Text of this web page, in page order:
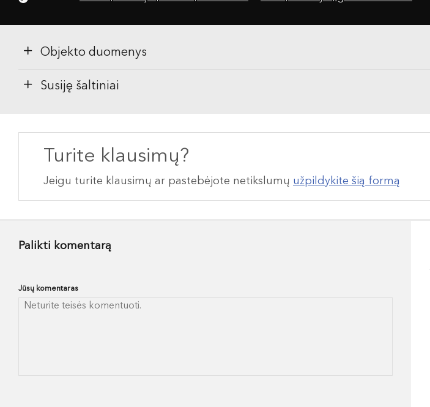
Objekto duomenys
Susiję šaltiniai
Turite klausimų?
Jeigu turite klausimų ar pastebėjote netikslumų užpildykite šią formą
Palikti komentarą
Jūsų komentaras